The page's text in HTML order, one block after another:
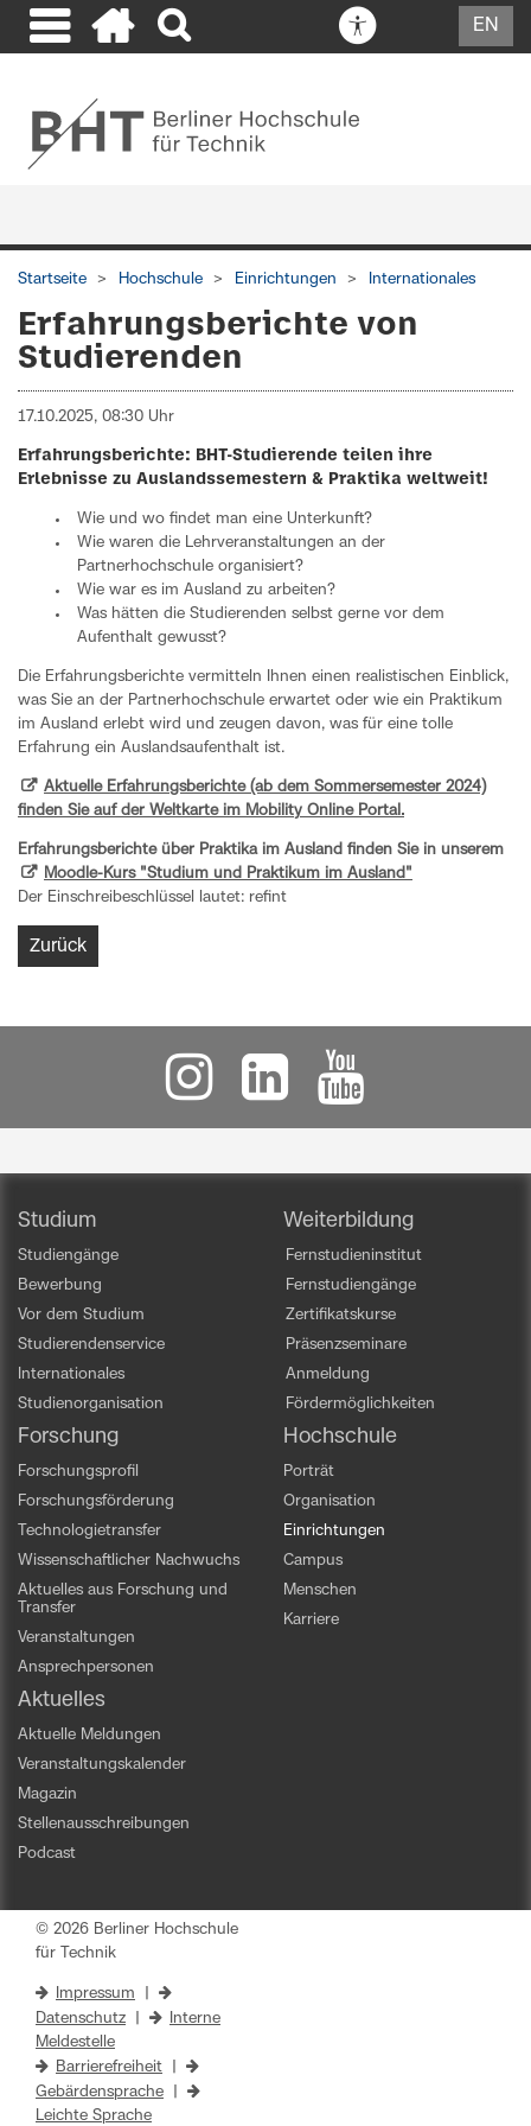
EN
Startseite Hochschule Einrichtungen Internationales
Erfahrungsberichte von
Studierenden
17.10.2025, 08:30 Uhr
Erfahrungsberichte: BHT-Studierende teilen ihre
Erlebnisse zu Auslandssemestern & Praktika weltweit!
Wie und wo findet man eine Unterkunft?
Wie waren die Lehrveranstaltungen an der
Partnerhochschule organisiert?
Wie war es im Ausland zu arbeiten?
Was hätten die Studierenden selbst gerne vor dem
Aufenthalt gewusst?
Die Erfahrungsberichte vermitteln Ihnen einen realistischen Einblick,
was Sie an der Partnerhochschule erwartet oder wie ein Praktikum
im Ausland erlebt wird und zeugen davon, was für eine tolle
Erfahrung ein Auslandsaufenthalt ist.
Aktuelle Erfahrungsberichte (ab dem Sommersemester 2024)
finden Sie auf der Weltkarte im Mobility Online Portal.
Erfahrungsberichte über Praktika im Ausland finden Sie in unserem
Moodle-Kurs "Studium und Praktikum im Ausland"
Der Einschreibeschlüssel lautet: refint
Zurück
Studium
Studiengänge
Bewerbung
Vor dem Studium
Studierendenservice
Internationales
Studienorganisation
Weiterbildung
Fernstudieninstitut
Fernstudiengänge
Zertifikatskurse
Präsenzseminare
Anmeldung
Fördermöglichkeiten
Forschung
Forschungsprofil
Forschungsförderung
Technologietransfer
Wissenschaftlicher Nachwuchs
Aktuelles aus Forschung und
Transfer
Veranstaltungen
Ansprechpersonen
Hochschule
Porträt
Organisation
Einrichtungen
Campus
Menschen
Karriere
Aktuelles
Aktuelle Meldungen
Veranstaltungskalender
Magazin
Stellenausschreibungen
Podcast
© 2026 Berliner Hochschule
für Technik
Impressum
Datenschutz
Interne
Meldestelle
Barrierefreiheit
Gebärdensprache
Leichte Sprache